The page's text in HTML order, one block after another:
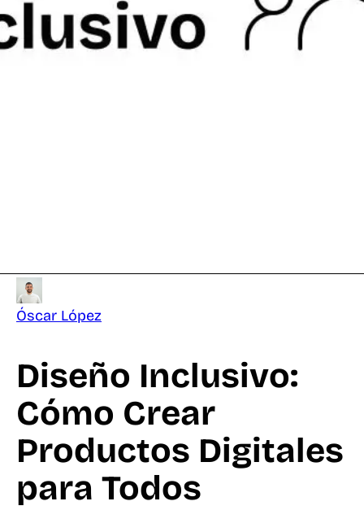
Óscar López
Diseño Inclusivo:
Cómo Crear
Productos Digitales
para Todos